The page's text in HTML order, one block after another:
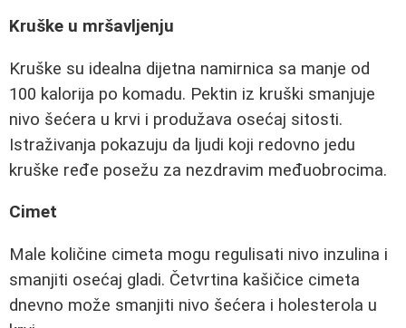
Kruške u mršavljenju
Kruške su idealna dijetna namirnica sa manje od
100 kalorija po komadu. Pektin iz kruški smanjuje
nivo šećera u krvi i produžava osećaj sitosti.
Istraživanja pokazuju da ljudi koji redovno jedu
kruške ređe posežu za nezdravim međuobrocima.
Cimet
Male količine cimeta mogu regulisati nivo inzulina i
smanjiti osećaj gladi. Četvrtina kašičice cimeta
dnevno može smanjiti nivo šećera i holesterola u